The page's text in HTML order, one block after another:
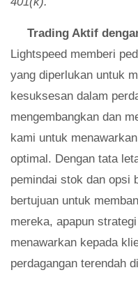
Trading Aktif
Lightspeed memberi
yang diperlukan untuk
kesuksesan dalam
mengembangkan dan
kami untuk
optimal. Dengan tata
pemindai stok dan opsi
bertujuan untuk
mereka, apapun
menawarkan kepada
perdagangan terendah